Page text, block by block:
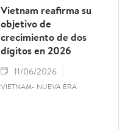
Vietnam reafirma su
objetivo de
crecimiento de dos
dígitos en 2026
11/06/2026
VIETNAM- NUEVA ERA